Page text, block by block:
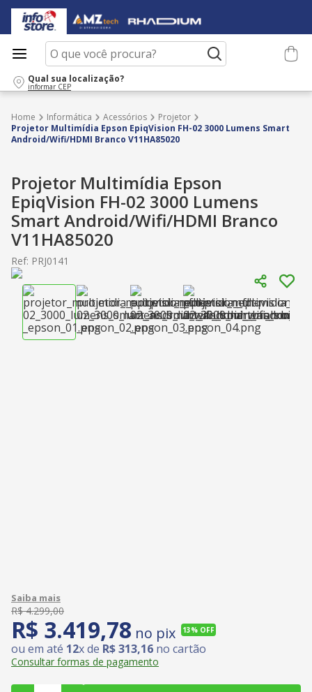
O que você procura?
Qual sua localização?
informar CEP
Informática Acessórios
Projetor
Projetor Multimídia Epson EpiqVision FH-02 3000 Lumens Smart
Android/Wifi/HDMI Branco V11HA85020
Projetor Multimídia Epson
EpiqVision FH-02 3000 Lumens
Smart Android/Wifi/HDMI Branco
V11HA85020
Ref: PRJ0141
R$ 4.299,00
R$ 3.419,78 no pix 13% OFF
ou em até 12x de R$313,16 no cartão
Consultar formas de pagamento